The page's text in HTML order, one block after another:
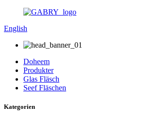
English
Doheem
Produkter
Glas Fläsch
Seef Fläschen
Kategorien